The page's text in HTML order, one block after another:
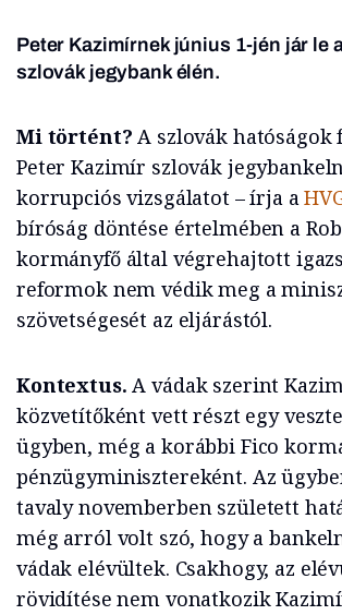
Peter Kazimírnek június 1-jén jár le
szlovák jegybank élén.
Mi történt? A szlovák
Peter Kazimír szlovák
korrupciós vizsgálatot – írja a
bíróság döntése értelmében a
kormányfő által végrehajtott
reformok nem védik meg a
szövetségesét az eljárástól.
Kontextus.A vádak szerint
közvetítőként vett részt egy
ügyben, még a korábbi Fico
pénzügyminisztereként. Az
tavaly novemberben született
még arról volt szó, hogy a
vádak elévültek. Csakhogy, az
rövidítése nem vonatkozik